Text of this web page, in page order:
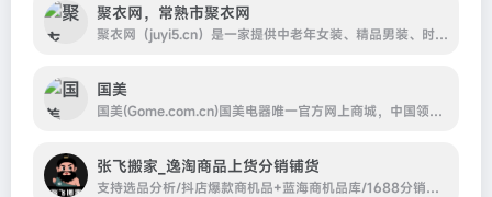
聚衣网，常熟市聚衣网
聚衣网（juyi5.cn）是一家提供中老年女装、精品男装、时尚女装一手货源的服装供货网站，为江苏常熟数万家服装厂商提供推广销售渠道；,面向全国网销卖家、实体批发商提供最具竞争力的货源一站式货源进货，并提供快速发布、下载，服装一件代发、推荐专业服装类摄影等优质服务
国美
国美(Gome.com.cn)国美电器唯一官方网上商城，中国领先的专业家电网购平台.全球品牌电视、洗衣机、电脑、手机、数码、空调、电脑配件、生活电器、网络产品等正品行货，更低价格，更快送达，为您提供便捷、诚信的服务.
张飞搬家_逸淘商品上货分销铺货
支持选品分析/抖店爆款商机品+蓝海商机品库/1688分销铺货/链接铺货/批量搬家上货/同步库存/批量/定时上下架/商品自检优化/商品管理编辑/批量修改/链接预审/手机详情